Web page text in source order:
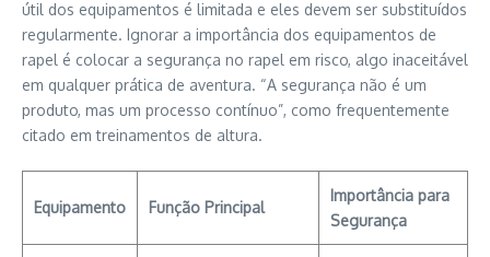
útil dos equipamentos é limitada e eles devem ser substituídos
regularmente. Ignorar a importância dos equipamentos de
rapel é colocar a segurança no rapel em risco, algo inaceitável
em qualquer prática de aventura. “A segurança não é um
produto, mas um processo contínuo”, como frequentemente
citado em treinamentos de altura.
Equipamento Função Principal
Importância para
Segurança